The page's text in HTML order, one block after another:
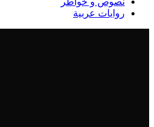
روايات عربية